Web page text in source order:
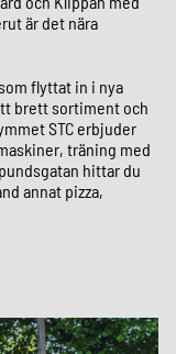
är det nära
flyttat in i nya
brett sortiment och
STC erbjuder
träning med
hittar du
annat pizza,